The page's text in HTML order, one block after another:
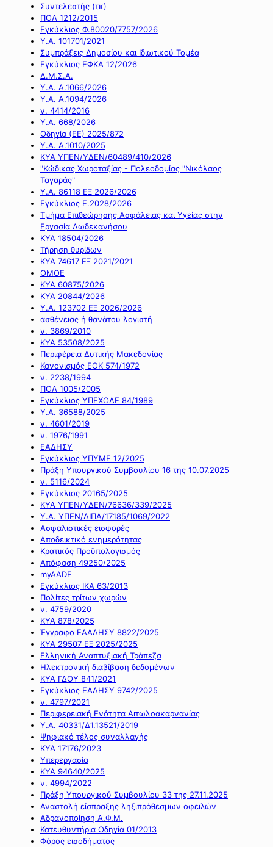
Συντελεστής (τκ)
ΠΟΛ 1212/2015
Εγκύκλιος Φ.80020/7757/2026
Υ.Α. 101701/2021
Συμπράξεις Δημοσίου και Ιδιωτικού Τομέα
Εγκύκλιος ΕΦΚΑ 12/2026
Δ.Μ.Σ.Α.
Υ.Α. Α.1066/2026
Υ.Α. Α.1094/2026
ν. 4414/2016
Y.A. 668/2026
Οδηγία (ΕΕ) 2025/872
Υ.Α. Α.1010/2025
ΚΥΑ ΥΠΕΝ/ΥΔΕΝ/60489/410/2026
"Κώδικας Χωροταξίας - Πολεοδομίας "Νικόλαος
Ταγαράς"
Υ.Α. 86118 ΕΞ 2026/2026
Εγκύκλιος Ε.2028/2026
Τμήμα Επιθεώρησης Ασφάλειας και Υγείας στην
Εργασία Δωδεκανήσου
ΚΥΑ 18504/2026
Τήρηση θυρίδων
ΚΥΑ 74617 ΕΞ 2021/2021
ΟΜΟΕ
ΚΥΑ 60875/2026
ΚΥΑ 20844/2026
Υ.Α. 123702 ΕΞ 2026/2026
ασθένειας ή θανάτου λογιστή
ν. 3869/2010
ΚΥΑ 53508/2025
Περιφέρεια Δυτικής Μακεδονίας
Κανονισμός ΕΟΚ 574/1972
ν. 2238/1994
ΠΟΛ 1005/2005
Εγκύκλιος ΥΠΕΧΩΔΕ 84/1989
Υ.Α. 36588/2025
ν. 4601/2019
ν. 1976/1991
ΕΑΔΗΣΥ
Εγκύκλιος ΥΠΥΜΕ 12/2025
Πράξη Υπουργικού Συμβουλίου 16 της 10.07.2025
ν. 5116/2024
Εγκύκλιος 20165/2025
ΚΥΑ ΥΠΕΝ/ΥΔΕΝ/76636/339/2025
Υ.Α. ΥΠΕΝ/ΔΙΠΑ/17185/1069/2022
Ασφαλιστικές εισφορές
Αποδεικτικό ενημερότητας
Κρατικός Προϋπολογισμός
Απόφαση 49250/2025
myAADE
Εγκύκλιος ΙΚΑ 63/2013
Πολίτες τρίτων χωρών
ν. 4759/2020
ΚΥΑ 878/2025
Έγγραφο ΕΑΑΔΗΣΥ 8822/2025
ΚΥΑ 29507 ΕΞ 2025/2025
Ελληνική Αναπτυξιακή Τράπεζα
Ηλεκτρονική διαβίβαση δεδομένων
ΚΥΑ ΓΔΟΥ 841/2021
Εγκύκλιος ΕΑΔΗΣΥ 9742/2025
ν. 4797/2021
Περιφερειακή Ενότητα Αιτωλοακαρνανίας
Υ.Α. 40331/Δ1.13521/2019
Ψηφιακό τέλος συναλλαγής
ΚΥΑ 17176/2023
Υπερεργασία
ΚΥΑ 94640/2025
ν. 4994/2022
Πράξη Υπουργικού Συμβουλίου 33 της 27.11.2025
Αναστολή είσπραξης ληξιπρόθεσμων οφειλών
Αδρανοποίηση Α.Φ.Μ.
Κατευθυντήρια Οδηγία 01/2013
Φόρος εισοδήματος